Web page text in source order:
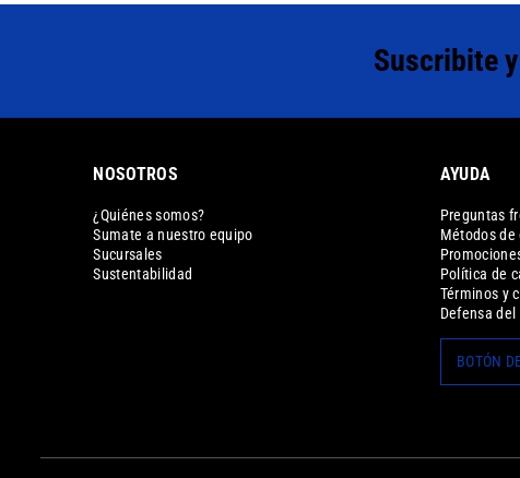
Suscribite
NOSOTROS
¿Quiénes somos?
Sumate a nuestro equipo
Sucursales
Sustentabilidad
AYUDA
Preguntas
Métodos
Política de
Términos y
Defensa
BOTÓN